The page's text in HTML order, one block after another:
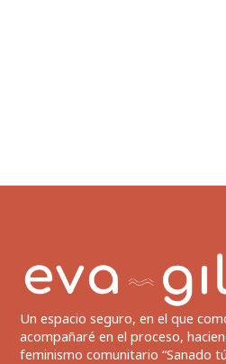
Un espacio seguro, en el que
acompañaré en el proceso,
feminismo comunitario “Sanado